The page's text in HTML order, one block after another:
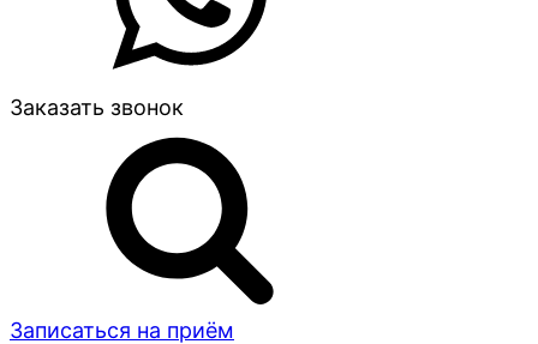
Заказать звонок
Записаться на приём